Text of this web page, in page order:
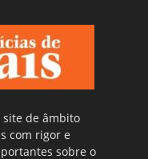
site de âmbito
com rigor e
sobre o